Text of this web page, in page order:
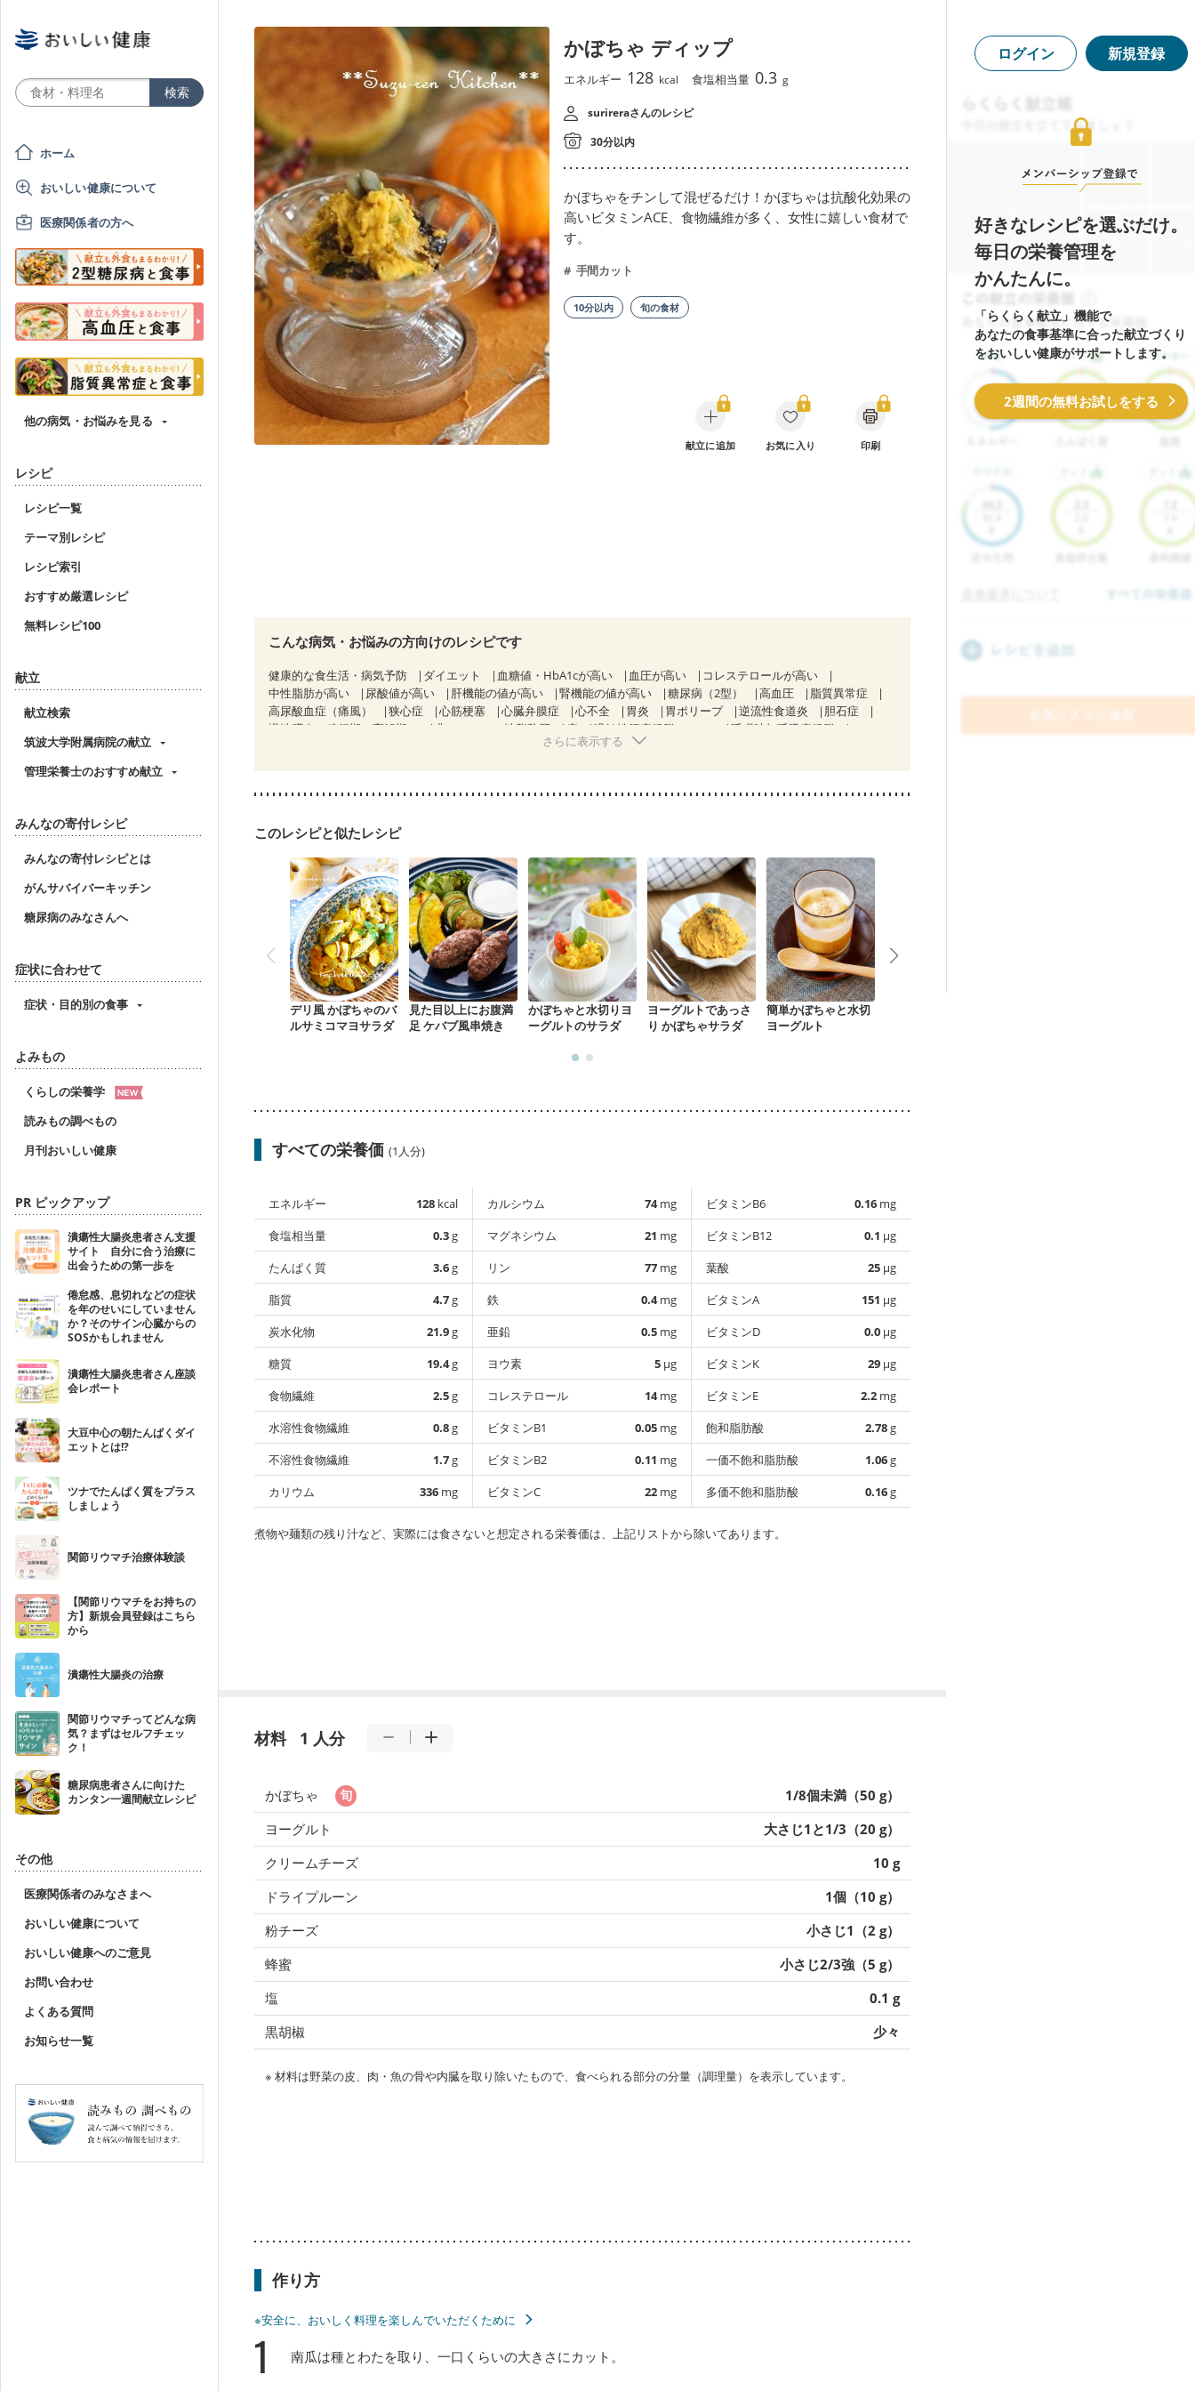
ホーム
おいしい健康について
医療関係者の方へ
他の病気・お悩みを見る
レシピ
レシピ一覧
テーマ別レシピ
レシピ索引
おすすめ厳選レシピ
無料レシピ100
献立
献立検索
筑波大学附属病院の献立
管理栄養士のおすすめ献立
みんなの寄付レシピ
みんなの寄付レシピとは
がんサバイバーキッチン
糖尿病のみなさんへ
症状に合わせて
症状・目的別の食事
よみもの
くらしの栄養学
読みもの調べもの
月刊おいしい健康
PR ピックアップ
潰瘍性大腸炎患者さん支援
サイト 自分に合う治療に
出会うための第一歩を
倦怠感、息切れなどの症状
を年のせいにしていません
か？そのサイン心臓からの
SOSかもしれません
潰瘍性大腸炎患者さん座談
会レポート
大豆中心の朝たんぱくダイ
エットとは!?
ツナでたんぱく質をプラス
しましょう
関節リウマチ治療体験談
【関節リウマチをお持ちの
方】新規会員登録はこちら
から
潰瘍性大腸炎の治療
関節リウマチってどんな病
気？まずはセルフチェッ
ク！
糖尿病患者さんに向けた
カンタン一週間献立レシピ
その他
医療関係者のみなさまへ
おいしい健康について
おいしい健康へのご意見
お問い合わせ
よくある質問
お知らせ一覧
かぼちゃ ディップ
エネルギー 128 kcal 食塩相当量 0.3 g
surireraさんのレシピ
30分以内
かぼちゃをチンして混ぜるだけ！かぼちゃは抗酸化効果の
高いビタミンACE、食物繊維が多く、女性に嬉しい食材で
す。
手間カット
10分以内 旬の食材
献立に追加 お気に入り 印刷
こんな病気・お悩みの方向けのレシピです
健康的な食生活・病気予防 ダイエット 血糖値・HbA1cが高い 血圧が高い
コレステロールが高い
中性脂肪が高い
尿酸値が高い 肝機能の値が高い 腎機能の値が高い 糖尿病（2型） 高血圧
脂質異常症
高尿酸血症（痛風）
狭心症 心筋梗塞 心臓弁膜症 心不全 胃炎 胃ポリープ 逆流性食道炎
胆石症
慢性膵炎（移行期・寛解期）
非アルコール性脂肪肝 痔 過敏性腸症候群（IBS）
睡眠時無呼吸症候群
糖尿病性腎症（第３期）
食欲がない
産後（母乳） 産後（混合栄養） 産後（ミルク） 骨折 骨粗しょう症 関節リウマチ
乾癬
さらに表示する
このレシピと似たレシピ
デリ風 かぼちゃのバ
ルサミコマヨサラダ
見た目以上にお腹満
足 ケバブ風串焼き
かぼちゃと水切りヨ
ーグルトのサラダ
ヨーグルトであっさ
り かぼちゃサラダ
簡単かぼちゃと水切
ヨーグルト
すべての栄養価 (1人分)
エネルギー 128 kcal
食塩相当量
0.3g
たんぱく質
3.6g
脂質
4.7g
炭水化物
21.9g
糖質
19.4g
食物繊維
2.5g
水溶性食物繊維
0.8g
不溶性食物繊維
1.7g
カリウム
336 mg
カルシウム 74mg
マグネシウム
21 mg
リン
77 mg
鉄
0.4mg
亜鉛
0.5 mg
ヨウ素
5 µg
コレステロール
14mg
ビタミンB1
0.05 mg
ビタミンB2
0.11 mg
ビタミンC
22 mg
ビタミンB6 0.16 mg
ビタミンB12
0.1 µg
葉酸
25 µg
ビタミンA
151 µg
ビタミンD
0.0 µg
ビタミンK
29 µg
ビタミンE
2.2 mg
飽和脂肪酸
2.78g
一価不飽和脂肪酸
1.06g
多価不飽和脂肪酸
0.16g
煮物や麺類の残り汁など、実際には食さないと想定される栄養価は、上記リストから除いてあります。
材料 1 人分
かぼちゃ
1/8個未満（50 g）
ヨーグルト
大さじ1と1/3（20 g）
クリームチーズ
10 g
ドライプルーン
1個（10 g）
粉チーズ
小さじ1（2 g）
蜂蜜
小さじ2/3強（5 g）
塩
0.1 g
黒胡椒
少々
※ 材料は野菜の皮、肉・魚の骨や内臓を取り除いたもので、食べられる部分の分量（調理量）を表示しています。
作り方
※安全に、おいしく料理を楽しんでいただくために
1 南瓜は種とわたを取り、一口くらいの大きさにカット。
ログイン 新規登録
好きなレシピを選ぶだけ。
毎日の栄養管理を
かんたんに。
「らくらく献立」機能で
あなたの食事基準に合った献立づくり
をおいしい健康がサポートします。
2週間の無料お試しをする